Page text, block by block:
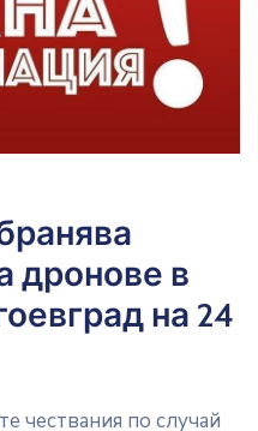
дронове в
на 24
чествания по случай